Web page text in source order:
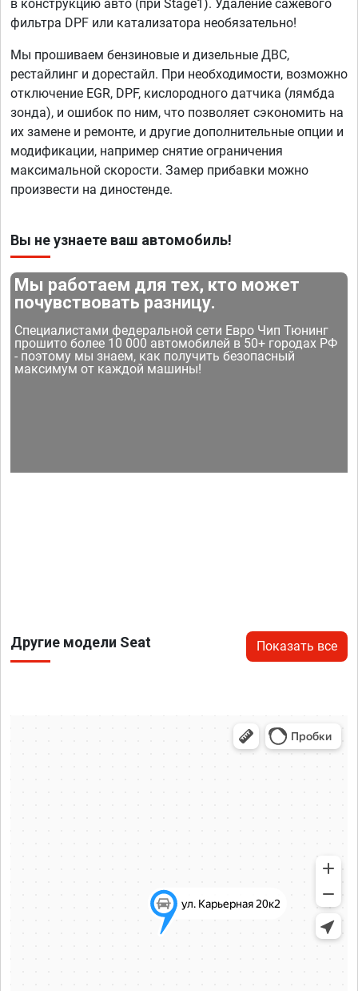
в конструкцию авто (при Stage1). Удаление сажевого
фильтра DPF или катализатора необязательно!
Мы прошиваем бензиновые и дизельные ДВС,
рестайлинг и дорестайл. При необходимости, возможно
отключение EGR, DPF, кислородного датчика (лямбда
зонда), и ошибок по ним, что позволяет сэкономить на
их замене и ремонте, и другие дополнительные опции и
модификации, например снятие ограничения
максимальной скорости. Замер прибавки можно
произвести на диностенде.
Вы не узнаете ваш автомобиль!
Мы работаем для тех, кто может
почувствовать разницу.
Специалистами федеральной сети Евро Чип Тюнинг
прошито более 10 000 автомобилей в 50+ городах РФ
- поэтому мы знаем, как получить безопасный
максимум от каждой машины!
Другие модели Seat Показать все